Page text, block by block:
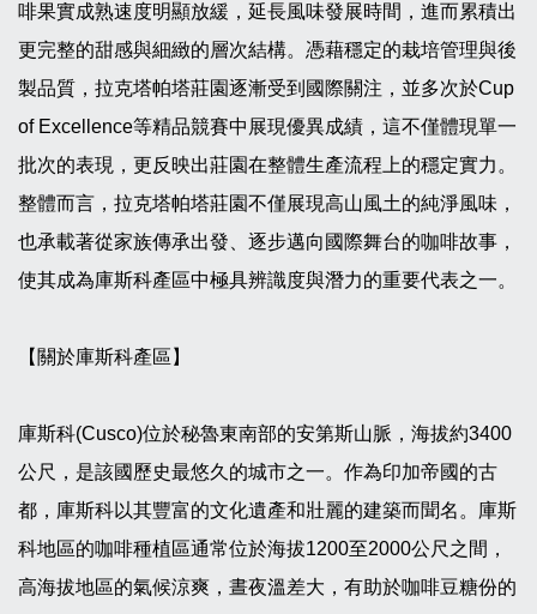
啡果實成熟速度明顯放緩，延長風味發展時間，進而累積出
更完整的甜感與細緻的層次結構。憑藉穩定的栽培管理與後
製品質，拉克塔帕塔莊園逐漸受到國際關注，並多次於Cup
of Excellence等精品競賽中展現優異成績，這不僅體現單一
批次的表現，更反映出莊園在整體生產流程上的穩定實力。
整體而言，拉克塔帕塔莊園不僅展現高山風土的純淨風味，
也承載著從家族傳承出發、逐步邁向國際舞台的咖啡故事，
使其成為庫斯科產區中極具辨識度與潛力的重要代表之一。
【關於庫斯科產區】
庫斯科(Cusco)位於秘魯東南部的安第斯山脈，海拔約3400
公尺，是該國歷史最悠久的城市之一。作為印加帝國的古
都，庫斯科以其豐富的文化遺產和壯麗的建築而聞名。庫斯
科地區的咖啡種植區通常位於海拔1200至2000公尺之間，
高海拔地區的氣候涼爽，晝夜溫差大，有助於咖啡豆糖份的